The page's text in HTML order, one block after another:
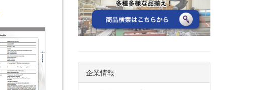
企業情報